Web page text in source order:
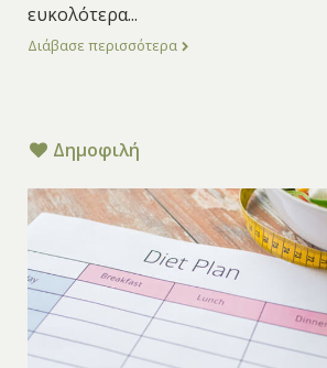
ευκολότερα...
Διάβασε περισσότερα
Δημοφιλή